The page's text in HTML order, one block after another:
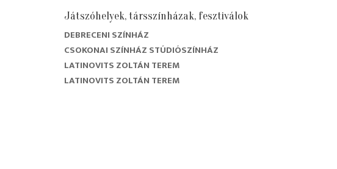
Játszóhelyek, társszínházak, fesztiválok
DEBRECENI SZÍNHÁZ
CSOKONAI SZÍNHÁZ STÚDIÓSZÍNHÁZ
LATINOVITS ZOLTÁN TEREM
LATINOVITS ZOLTÁN TEREM